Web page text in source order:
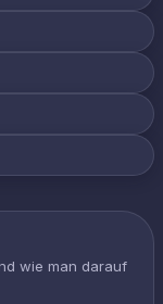
wie man darauf